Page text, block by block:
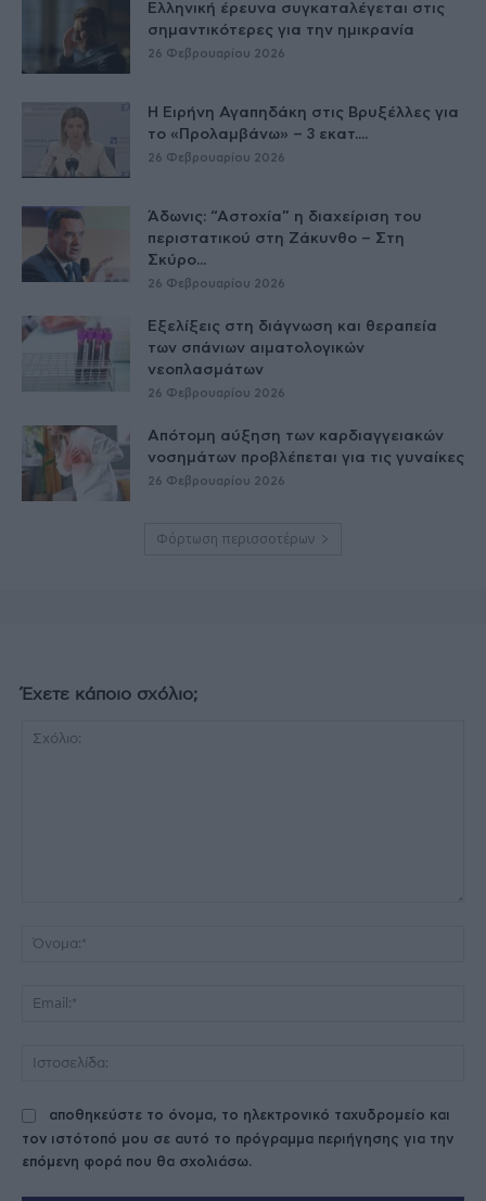
Ελληνική έρευνα συγκαταλέγεται στις
σημαντικότερες για την ημικρανία
26 Φεβρουαρίου 2026
Η Ειρήνη Αγαπηδάκη στις Βρυξέλλες για
το «Προλαμβάνω» – 3 εκατ....
26 Φεβρουαρίου 2026
Άδωνις: “Αστοχία” η διαχείριση του
περιστατικού στη Ζάκυνθο – Στη
Σκύρο...
26 Φεβρουαρίου 2026
Εξελίξεις στη διάγνωση και θεραπεία
των σπάνιων αιματολογικών
νεοπλασμάτων
26 Φεβρουαρίου 2026
Απότομη αύξηση των καρδιαγγειακών
νοσημάτων προβλέπεται για τις γυναίκες
26 Φεβρουαρίου 2026
Φόρτωση περισσοτέρων
Έχετε κάποιο σχόλιο;
αποθηκεύστε το όνομα, το ηλεκτρονικό ταχυδρομείο και
τον ιστότοπό μου σε αυτό το πρόγραμμα περιήγησης για την
επόμενη φορά που θα σχολιάσω.